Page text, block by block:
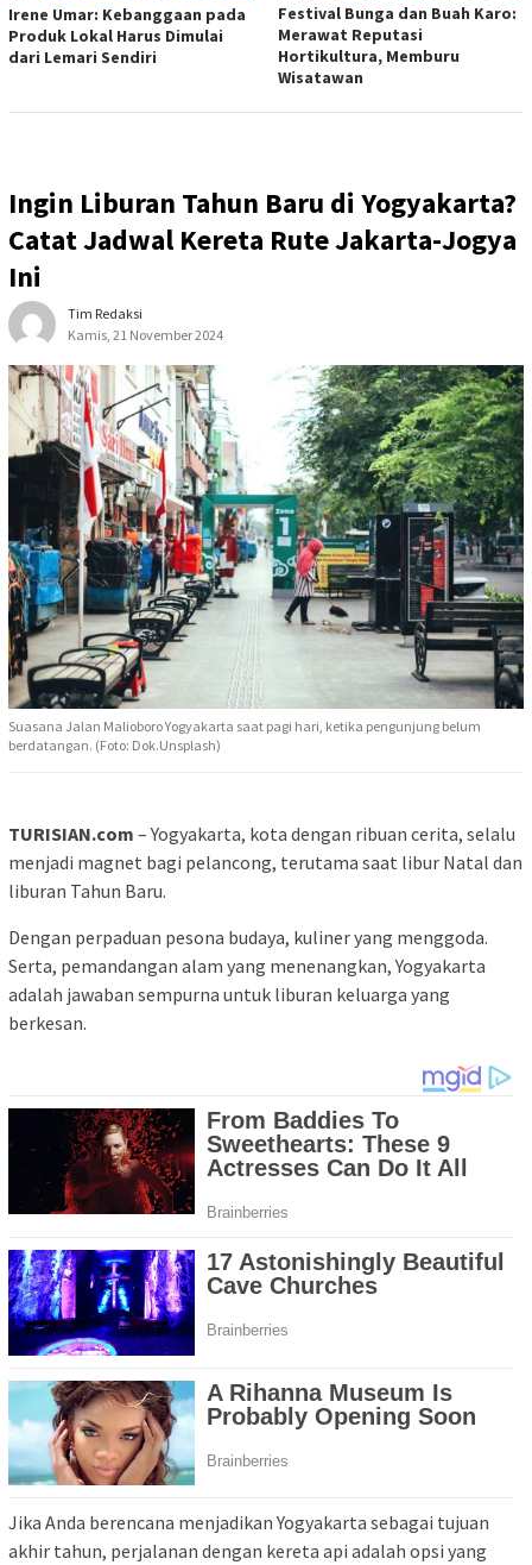
Irene Umar: Kebanggaan pada
Produk Lokal Harus Dimulai
dari Lemari Sendiri
Festival Bunga dan Buah Karo:
Merawat Reputasi
Hortikultura, Memburu
Wisatawan
Ingin Liburan Tahun Baru di Yogyakarta?
Catat Jadwal Kereta Rute Jakarta-Jogya
Ini
Tim Redaksi
Kamis, 21 November 2024
Suasana Jalan Malioboro Yogyakarta saat pagi hari, ketika pengunjung belum
berdatangan. (Foto: Dok.Unsplash)
TURISIAN.com – Yogyakarta, kota dengan ribuan cerita, selalu
menjadi magnet bagi pelancong, terutama saat libur Natal dan
liburan Tahun Baru.
Dengan perpaduan pesona budaya, kuliner yang menggoda.
Serta, pemandangan alam yang menenangkan, Yogyakarta
adalah jawaban sempurna untuk liburan keluarga yang
berkesan.
Jika Anda berencana menjadikan Yogyakarta sebagai tujuan
akhir tahun, perjalanan dengan kereta api adalah opsi yang